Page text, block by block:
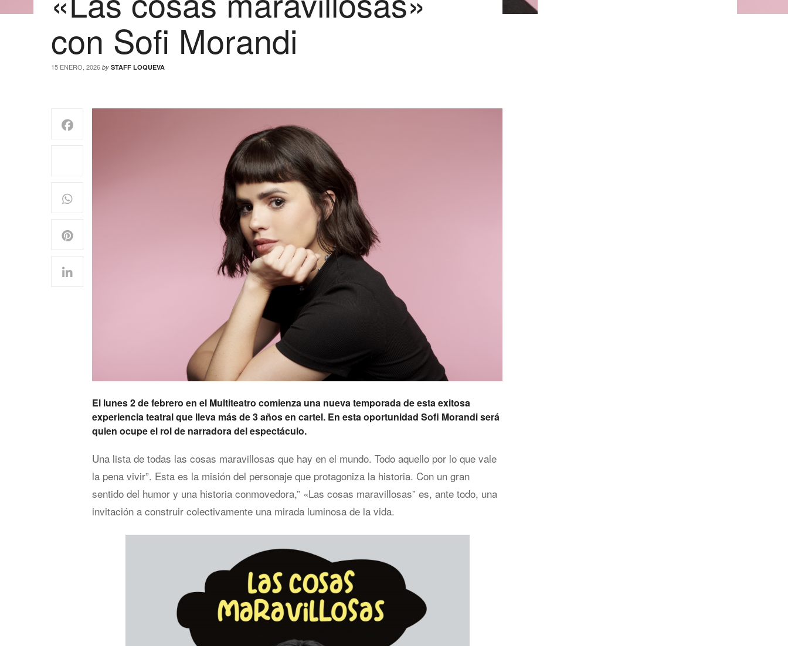
con Sofi Morandi
15 ENERO, 2026 by STAFF LOQUEVA
El lunes 2 de febrero en el Multiteatro comienza una nueva temporada de esta exitosa
experiencia teatral que lleva más de 3 años en cartel. En esta oportunidad Sofi Morandi será
quien ocupe el rol de narradora del espectáculo.
Una lista de todas las cosas maravillosas que hay en el mundo. Todo aquello por lo que vale
la pena vivir”. Esta es la misión del personaje que protagoniza la historia. Con un gran
sentido del humor y una historia conmovedora,” «Las cosas maravillosas” es, ante todo, una
invitación a construir colectivamente una mirada luminosa de la vida.